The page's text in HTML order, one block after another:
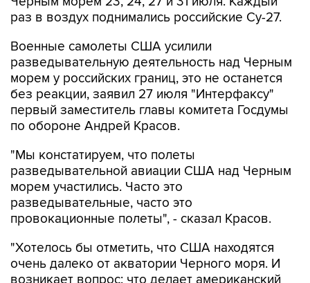
Военные самолеты США усилили
морем у российских границ, это не останется
без реакции, заявил 27 июля "Интерфаксу"
первый заместитель главы комитета Госдумы
по обороне Андрей Красов.
"Мы констатируем, что полеты
морем участились. Часто это
разведывательные, часто это
провокационные полеты", - сказал Красов.
"Хотелось бы отметить, что США находятся
возникает вопрос: что делает американский
самолет-разведчик в такой дали от своих